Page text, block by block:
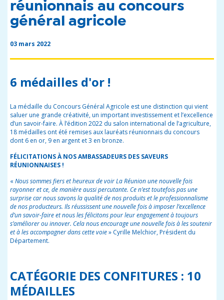
réunionnais au concours
général agricole
03 mars 2022
6 médailles d'or !
La médaille du Concours Général Agricole est une distinction qui vient
saluer une grande créativité, un important investissement et l’excellence
d’un savoir-faire. À l’édition 2022 du salon international de l’agriculture,
18 médailles ont été remises aux lauréats réunionnais du concours
dont 6 en or, 9 en argent et 3 en bronze.
FÉLICITATIONS À NOS AMBASSADEURS DES SAVEURS
RÉUNIONNAISES !
« Nous sommes fiers et heureux de voir La Réunion une nouvelle fois
rayonner et ce, de manière aussi percutante. Ce n’est toutefois pas une
surprise car nous savons la qualité de nos produits et le professionnalisme
de nos producteurs. Ils réussissent une nouvelle fois à imposer l’excellence
d’un savoir-faire et nous les félicitons pour leur engagement à toujours
s’améliorer ou innover. Cela nous encourage une nouvelle fois à les soutenir
et à les accompagner dans cette voie» Cyrille Melchior, Président du
Département.
CATÉGORIE DES CONFITURES : 10
MÉDAILLES